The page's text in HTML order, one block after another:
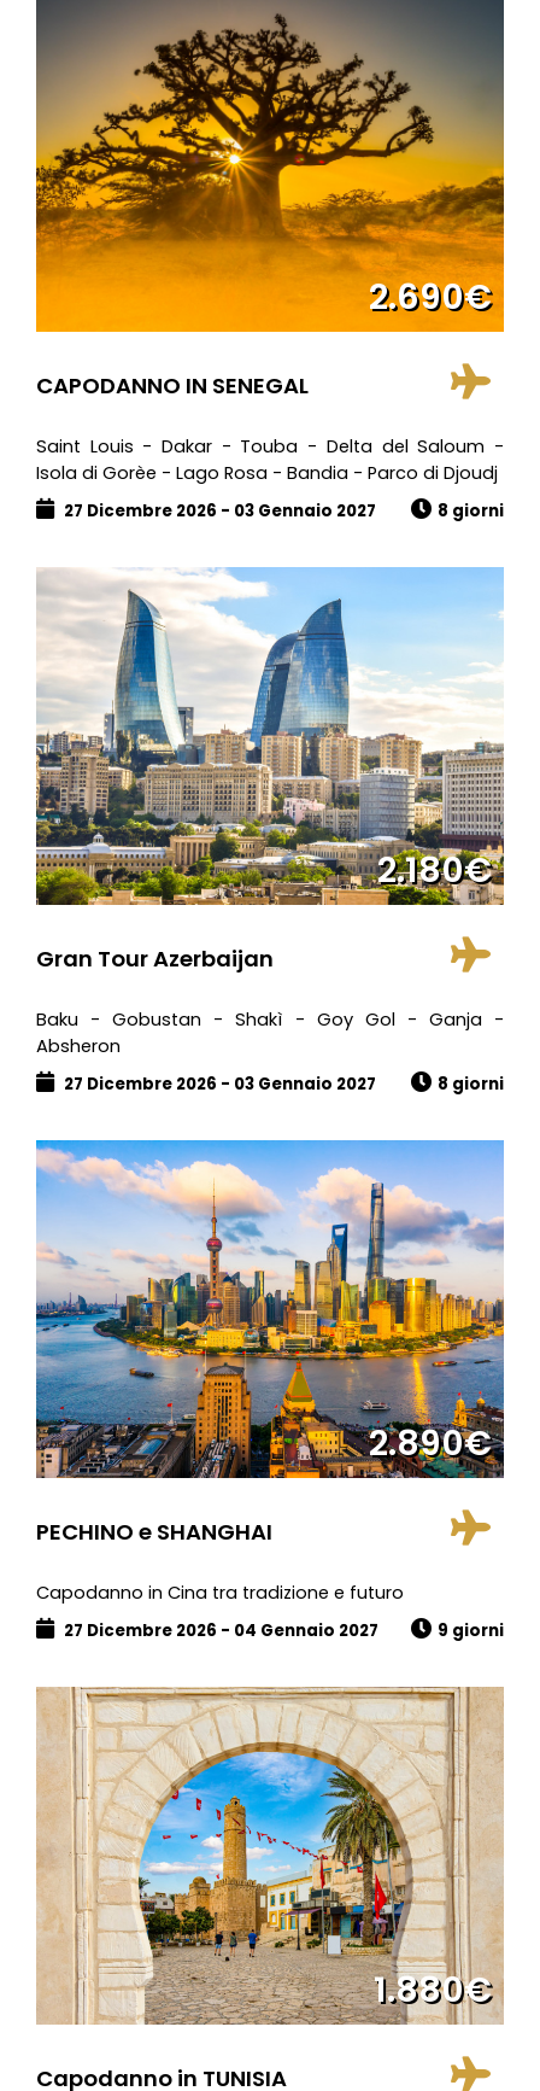
2.690€
CAPODANNO IN SENEGAL
Saint Louis - Dakar - Touba - Delta del Saloum -
Isola di Gorèe - Lago Rosa - Bandia - Parco di Djoudj
27 Dicembre 2026 - 03 Gennaio 2027 8 giorni
2.180€
Gran Tour Azerbaijan
Baku - Gobustan - Shakì - Goy Gol - Ganja -
Absheron
27 Dicembre 2026 - 03 Gennaio 2027 8 giorni
2.890€
PECHINO e SHANGHAI
Capodanno in Cina tra tradizione e futuro
27 Dicembre 2026 - 04 Gennaio 2027 9 giorni
1.880€
Capodanno in TUNISIA